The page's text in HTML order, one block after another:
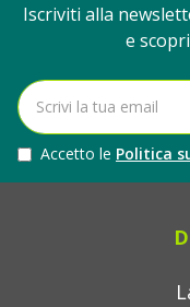
Iscriviti alla
e
Accetto le Politica